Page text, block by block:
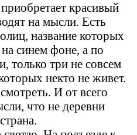
красивый
на мысли. Есть
название которых
синем фоне, а по
только три не совсем
некто не живет.
И от всего
что не деревни